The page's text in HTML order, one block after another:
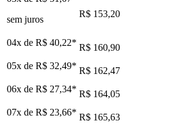
sem juros
R$ 153,20
04x de R$ 40,22* R$ 160,90
05x de R$ 32,49* R$ 162,47
06x de R$ 27,34* R$ 164,05
07x de R$ 23,66* R$ 165,63